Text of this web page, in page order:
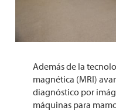
Además de la
magnética (MRI)
diagnóstico por
máquinas para